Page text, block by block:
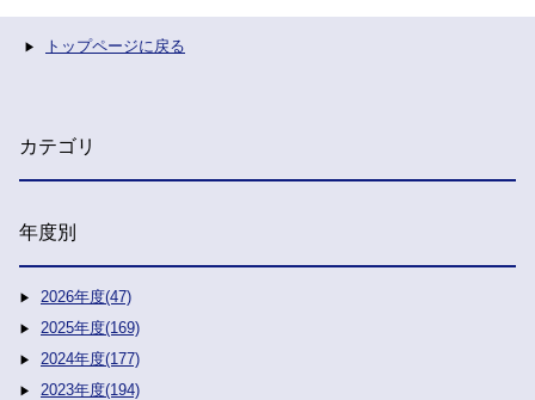
トップページに戻る
カテゴリ
年度別
2026年度(47)
2025年度(169)
2024年度(177)
2023年度(194)